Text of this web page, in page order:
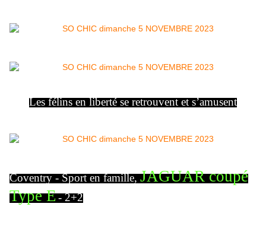
Les félins en liberté se retrouvent et s’amusent
Coventry - Sport en famille,JAGUAR coupé
Type E- 2+2